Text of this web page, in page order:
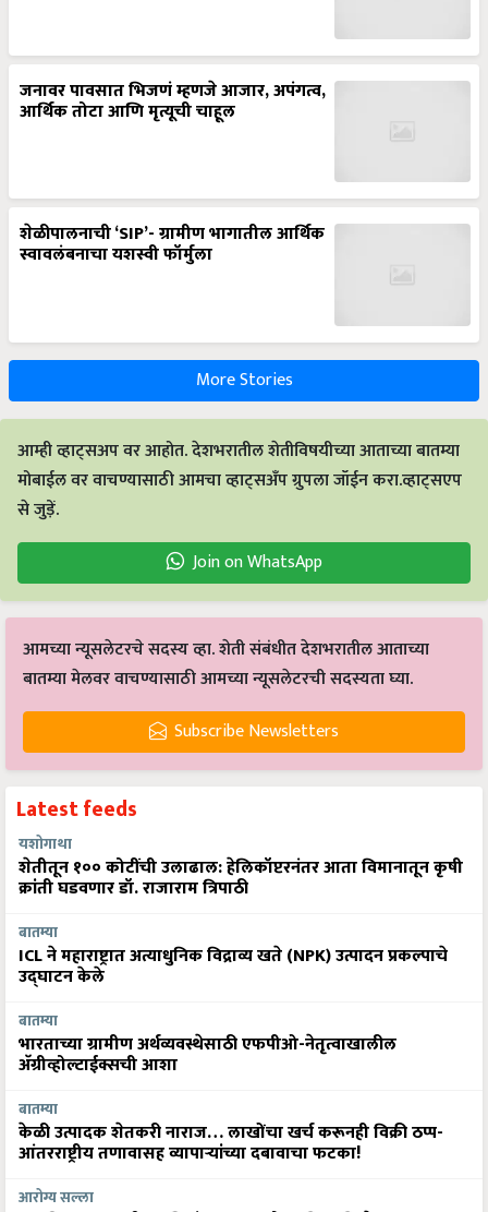
जनावर पावसात भिजणं म्हणजे आजार, अपंगत्व,
आर्थिक तोटा आणि मृत्यूची चाहूल
शेळीपालनाची ‘SIP’- ग्रामीण भागातील आर्थिक
स्वावलंबनाचा यशस्वी फॉर्मुला
More Stories
आम्ही व्हाट्सअप वर आहोत. देशभरातील शेतीविषयीच्या आताच्या बातम्या
मोबाईल वर वाचण्यासाठी आमचा व्हाट्सअँप ग्रुपला जॉईन करा.व्हाट्सएप
से जुड़ें.
Join on WhatsApp
आमच्या न्यूसलेटरचे सदस्य व्हा. शेती संबंधीत देशभरातील आताच्या
बातम्या मेलवर वाचण्यासाठी आमच्या न्यूसलेटरची सदस्यता घ्या.
Subscribe Newsletters
Latest feeds
यशोगाथा
शेतीतून १०० कोटींची उलाढाल: हेलिकॉप्टरनंतर आता विमानातून कृषी
क्रांती घडवणार डॉ. राजाराम त्रिपाठी
बातम्या
ICL ने महाराष्ट्रात अत्याधुनिक विद्राव्य खते (NPK) उत्पादन प्रकल्पाचे
उद्घाटन केले
बातम्या
भारताच्या ग्रामीण अर्थव्यवस्थेसाठी एफपीओ-नेतृत्वाखालील
अ‍ॅग्रीव्होल्टाईक्सची आशा
बातम्या
केळी उत्पादक शेतकरी नाराज… लाखोंचा खर्च करूनही विक्री ठप्प-
आंतरराष्ट्रीय तणावासह व्यापाऱ्यांच्या दबावाचा फटका!
आरोग्य सल्ला